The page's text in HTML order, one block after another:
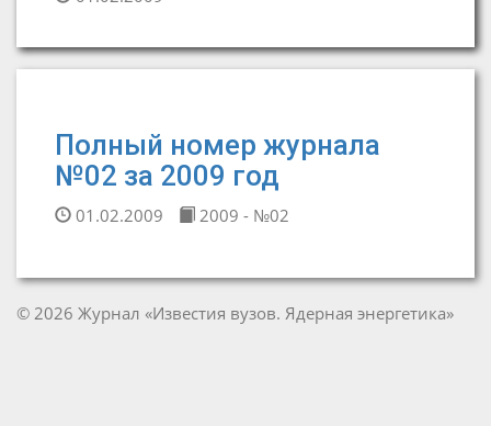
Полный номер журнала
№02 за 2009 год
01.02.2009 2009 - №02
© 2026 Журнал «Известия вузов. Ядерная энергетика»